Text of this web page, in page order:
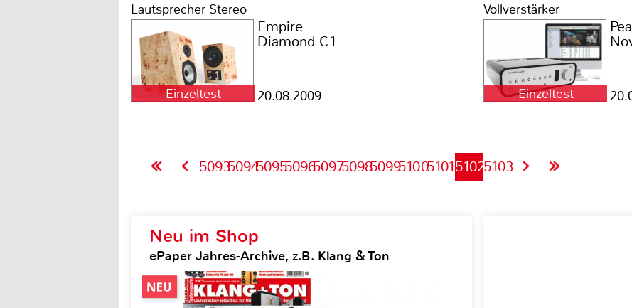
Lautsprecher Stereo
Einzeltest
Empire
Diamond C1
20.08.2009
Vollverstärker
Einzeltest
50935094509550965097509850995100510151025103
Neu im Shop
ePaper Jahres-Archive, z.B. Klang & Ton